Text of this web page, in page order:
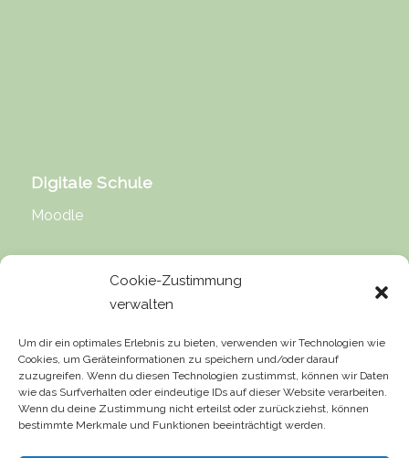
Cookie-Zustimmung
verwalten
Um dir ein optimales Erlebnis zu bieten, verwenden wir Technologien wie
Cookies, um Geräteinformationen zu speichern und/oder darauf
zuzugreifen. Wenn du diesen Technologien zustimmst, können wir Daten
wie das Surfverhalten oder eindeutige IDs auf dieser Website verarbeiten.
Wenn du deine Zustimmung nicht erteilst oder zurückziehst, können
bestimmte Merkmale und Funktionen beeinträchtigt werden.
Digitale Schule
Moodle
Rechtliche Hinweise
Impressum
Datenschutz